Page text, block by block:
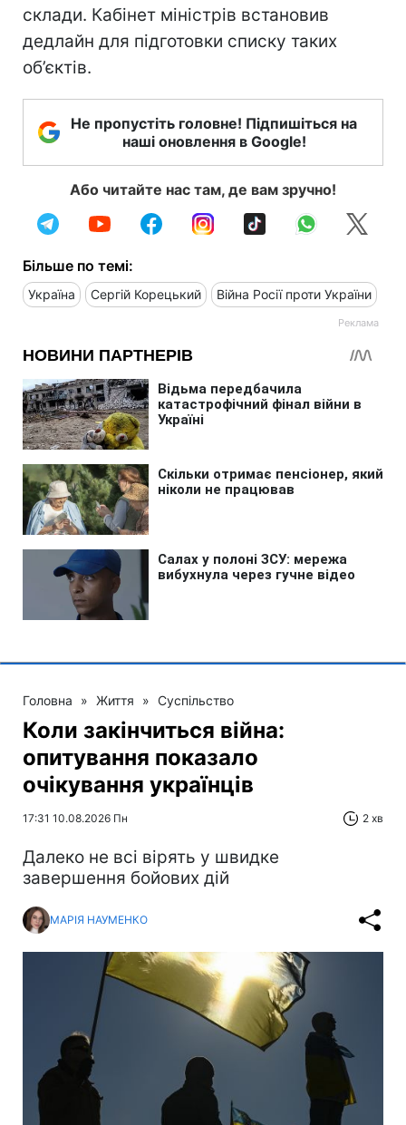
склади. Кабінет міністрів встановив
дедлайн для підготовки списку таких
об’єктів.
Не пропустіть головне! Підпишіться на
наші оновлення в Google!
Або читайте нас там, де вам зручно!
Більше по темі:
Україна Сергій Корецький Війна Росії проти України
Головна » Життя » Суспільство
Коли закінчиться війна:
опитування показало
очікування українців
17:31 10.08.2026 Пн 2 хв
Далеко не всі вірять у швидке
завершення бойових дій
МАРІЯ НАУМЕНКО